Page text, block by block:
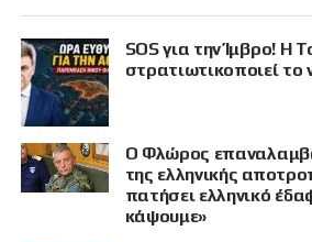
SOS για την Ίμβρο! Η
στρατιωτικοποιεί το
Ο Φλώρος
της ελληνικής
πατήσει ελληνικό
κάψουμε»